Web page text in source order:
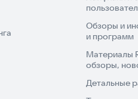
Обзоры и
и программ
Материалы
обзоры,
Детальные